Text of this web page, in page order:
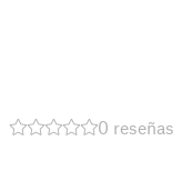
0 reseñas